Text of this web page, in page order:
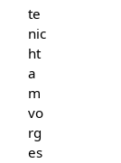
te
nic
ht
a
m
vo
rg
es